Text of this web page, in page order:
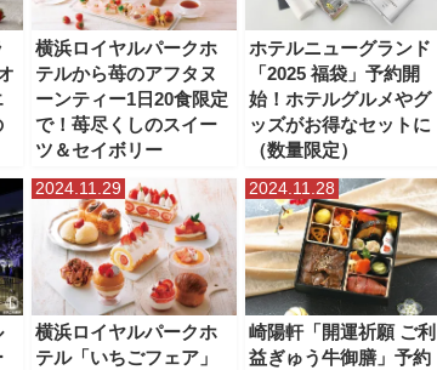
横浜ロイヤルパークホ
テルから苺のアフタヌ
ーンティー1日20食限定
で！苺尽くしのスイー
ツ＆セイボリー
ホテルニューグランド
「2025 福袋」予約開
始！ホテルグルメやグ
ッズがお得なセットに
（数量限定）
2024.11.29
横浜ロイヤルパークホ
テル「いちごフェア」
2024.11.28
崎陽軒「開運祈願 ご利
益ぎゅう牛御膳」予約